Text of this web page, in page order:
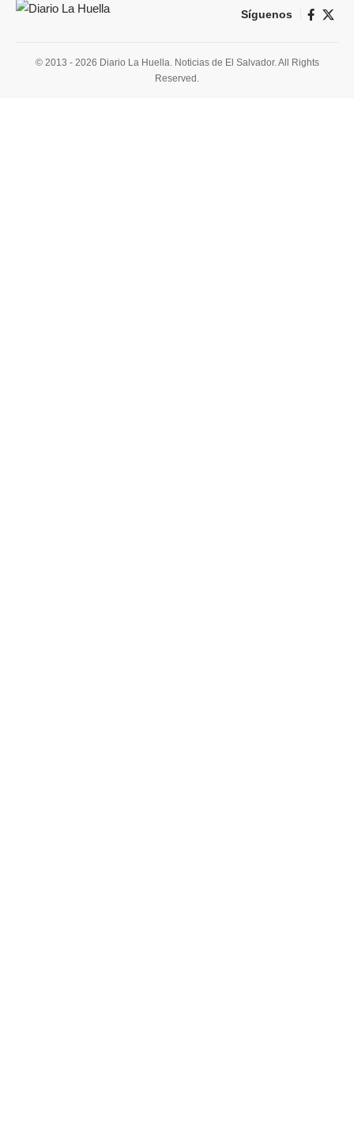
Síguenos
© 2013 - 2026 Diario La Huella. Noticias de El Salvador. All Rights
Reserved.